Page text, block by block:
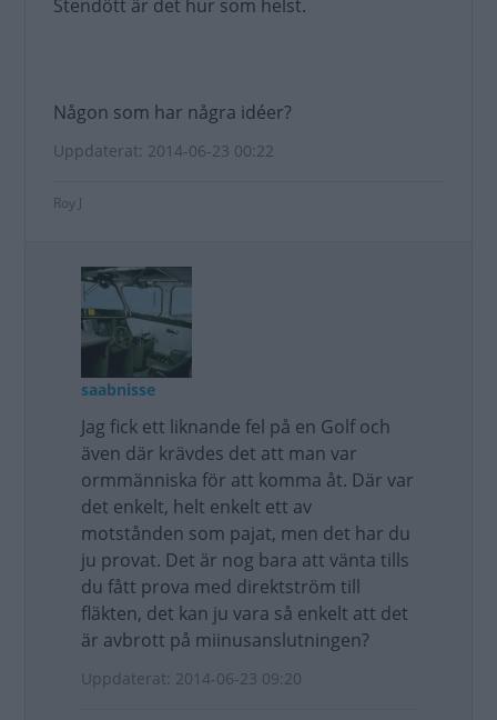
Stendött är det hur som helst.
Någon som har några idéer?
Uppdaterat: 2014-06-23 00:22
Roy J
saabnisse
Jag fick ett liknande fel på en Golf och
även där krävdes det att man var
ormmänniska för att komma åt. Där var
det enkelt, helt enkelt ett av
motstånden som pajat, men det har du
ju provat. Det är nog bara att vänta tills
du fått prova med direktström till
fläkten, det kan ju vara så enkelt att det
är avbrott på miinusanslutningen?
Uppdaterat: 2014-06-23 09:20